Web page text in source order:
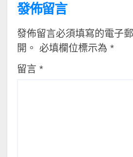
發佈留言
發佈留言必須填寫的電子
開。 必填欄位標示為 *
留言 *